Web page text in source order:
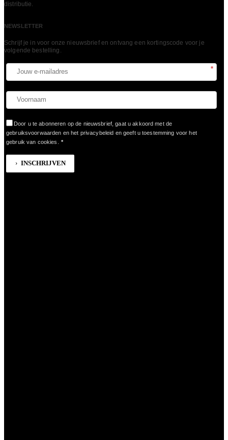
distributie.
NEWSLETTER
Schrijf je in voor onze nieuwsbrief en ontvang een kortingscode voor je
volgende bestelling.​
*
Door u te abonneren op de nieuwsbrief, gaat u akkoord met de
gebruiksvoorwaarden en het privacybeleid en geeft u toestemming voor het
gebruik van cookies.
*
INSCHRIJVEN